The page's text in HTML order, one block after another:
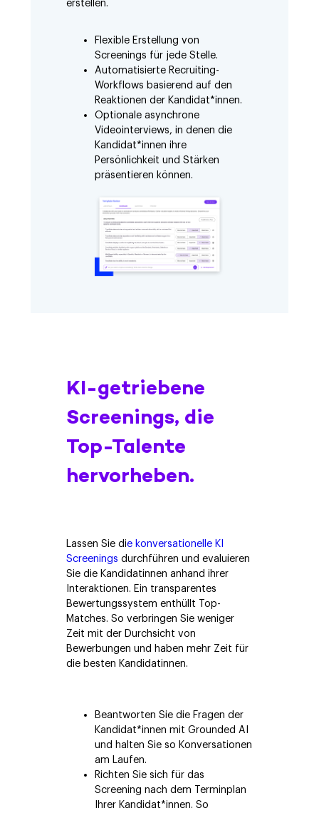
erstellen.
Flexible Erstellung von
Screenings für jede Stelle.
Automatisierte Recruiting-
Workflows basierend auf den
Reaktionen der Kandidat*innen.
Optionale asynchrone
Videointerviews, in denen die
Kandidat*innen ihre
Persönlichkeit und Stärken
präsentieren können.
KI-getriebene
Screenings, die
Top-Talente
hervorheben.
Lassen Sie die konversationelle KI
Screenings durchführen und evaluieren
Sie die Kandidatinnen anhand ihrer
Interaktionen. Ein transparentes
Bewertungssystem enthüllt Top-
Matches. So verbringen Sie weniger
Zeit mit der Durchsicht von
Bewerbungen und haben mehr Zeit für
die besten Kandidatinnen.
Beantworten Sie die Fragen der
Kandidat*innen mit Grounded AI
und halten Sie so Konversationen
am Laufen.
Richten Sie sich für das
Screening nach dem Terminplan
Ihrer Kandidat*innen. So